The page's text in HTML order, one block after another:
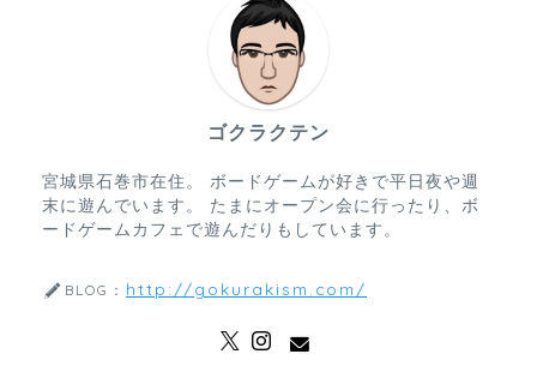
ゴクラクテン
宮城県石巻市在住。 ボードゲームが好きで平日夜や週
末に遊んでいます。 たまにオープン会に行ったり、ボ
ードゲームカフェで遊んだりもしています。
BLOG： http://gokurakism.com/